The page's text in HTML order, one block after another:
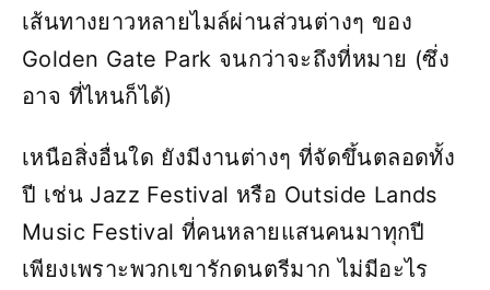
เส้นทางยาวหลายไมล์ผ่านส่วนต่างๆ ของ
Golden Gate Park จนกว่าจะถึงที่หมาย (ซึ่ง
อาจ ที่ไหนก็ได้)
เหนือสิ่งอื่นใด ยังมีงานต่างๆ ที่จัดขึ้นตลอดทั้ง
ปี เช่น Jazz Festival หรือ Outside Lands
Music Festival ที่คนหลายแสนคนมาทุกปี
เพียงเพราะพวกเขารักดนตรีมาก ไม่มีอะไร